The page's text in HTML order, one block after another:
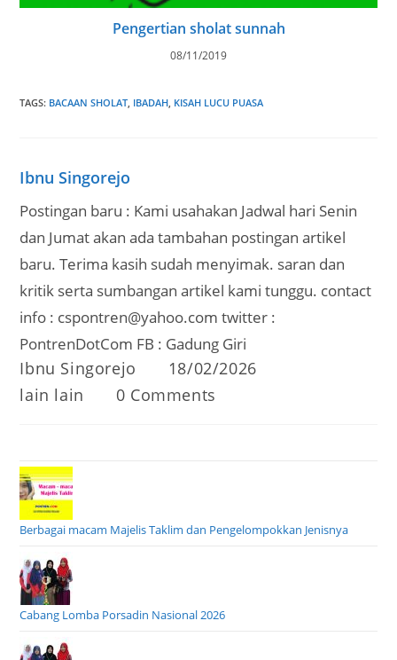
Pengertian sholat sunnah
08/11/2019
TAGS: BACAAN SHOLAT, IBADAH, KISAH LUCU PUASA
Ibnu Singorejo
Postingan baru : Kami usahakan Jadwal hari Senin
dan Jumat akan ada tambahan postingan artikel
baru. Terima kasih sudah menyimak. saran dan
kritik serta sumbangan artikel kami tunggu. contact
info : cspontren@yahoo.com twitter :
PontrenDotCom FB : Gadung Giri
Post
Ibnu Singorejo
Post
18/02/2026
Post
lain lain
Post
0 Comments
Berbagai macam Majelis Taklim dan Pengelompokkan Jenisnya
Cabang Lomba Porsadin Nasional 2026